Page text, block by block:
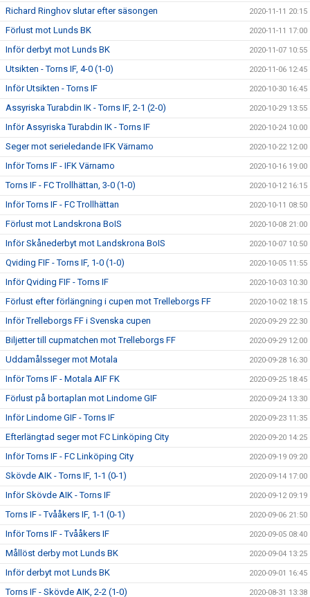
Richard Ringhov slutar efter säsongen 2020-11-11 20:15
Förlust mot Lunds BK 2020-11-11 17:00
Inför derbyt mot Lunds BK 2020-11-07 10:55
Utsikten - Torns IF, 4-0 (1-0) 2020-11-06 12:45
Inför Utsikten - Torns IF 2020-10-30 16:45
Assyriska Turabdin IK - Torns IF, 2-1 (2-0) 2020-10-29 13:55
Inför Assyriska Turabdin IK - Torns IF 2020-10-24 10:00
Seger mot serieledande IFK Värnamo 2020-10-22 12:00
Inför Torns IF - IFK Värnamo 2020-10-16 19:00
Torns IF - FC Trollhättan, 3-0 (1-0) 2020-10-12 16:15
Inför Torns IF - FC Trollhättan 2020-10-11 08:50
Förlust mot Landskrona BoIS 2020-10-08 21:00
Inför Skånederbyt mot Landskrona BoIS 2020-10-07 10:50
Qviding FIF - Torns IF, 1-0 (1-0) 2020-10-05 11:55
Inför Qviding FIF - Torns IF 2020-10-03 10:30
Förlust efter förlängning i cupen mot Trelleborgs FF 2020-10-02 18:15
Inför Trelleborgs FF i Svenska cupen 2020-09-29 22:30
Biljetter till cupmatchen mot Trelleborgs FF 2020-09-29 12:00
Uddamålsseger mot Motala 2020-09-28 16:30
Inför Torns IF - Motala AIF FK 2020-09-25 18:45
Förlust på bortaplan mot Lindome GIF 2020-09-24 13:30
Inför Lindome GIF - Torns IF 2020-09-23 11:35
Efterlängtad seger mot FC Linköping City 2020-09-20 14:25
Inför Torns IF - FC Linköping City 2020-09-19 09:20
Skövde AIK - Torns IF, 1-1 (0-1) 2020-09-14 17:00
Inför Skövde AIK - Torns IF 2020-09-12 09:19
Torns IF - Tvååkers IF, 1-1 (0-1) 2020-09-06 21:50
Inför Torns IF - Tvååkers IF 2020-09-05 08:40
Mållöst derby mot Lunds BK 2020-09-04 13:25
Inför derbyt mot Lunds BK 2020-09-01 16:45
Torns IF - Skövde AIK, 2-2 (1-0) 2020-08-31 13:38